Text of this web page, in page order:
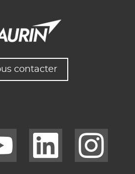
contacter